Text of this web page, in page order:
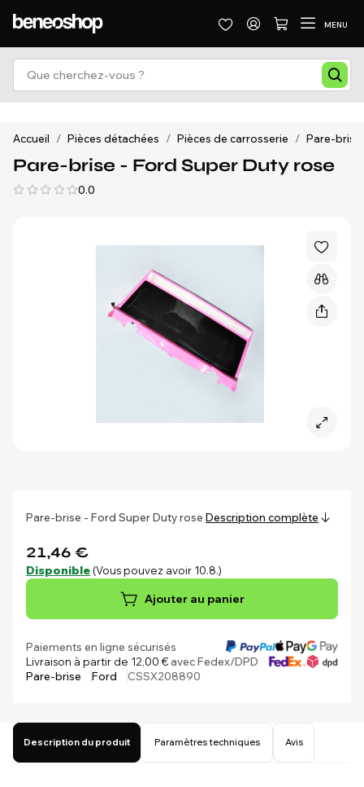
MENU
Accueil / Pièces détachées / Pièces de carrosserie / Pare-brise
Pare-brise - Ford Super Duty rose
0.0
Pare-brise - Ford Super Duty rose Description complète
21,46 €
Disponible (Vous pouvez avoir 10.8.)
Ajouter au panier
Paiements en ligne sécurisés
Livraison à partir de 12,00 €avec Fedex/DPD
Pare-brise
Ford CSSX208890
Description du produit Paramètres techniques Avis